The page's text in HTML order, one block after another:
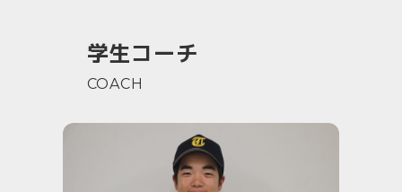
学生コーチ
COACH